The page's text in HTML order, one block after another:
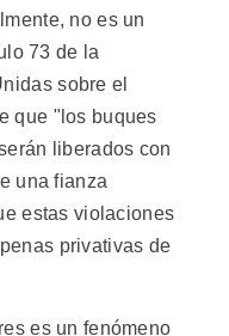
no es un
73 de la
sobre el
que "los buques
liberados con
una fianza
estas violaciones
privativas de
es un fenómeno